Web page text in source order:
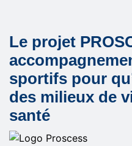
Le projet
sportifs pour
des milieux de
santé